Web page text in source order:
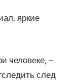
яркие
человеке, –
след